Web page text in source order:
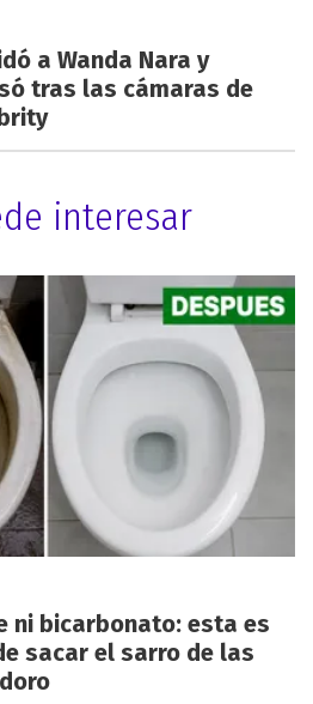
a Wanda Nara y
tras las cámaras de
interesar
ni bicarbonato: esta es
sacar el sarro de las